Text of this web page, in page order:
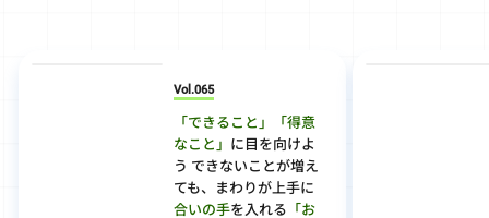
Vol.065
「できること」「得意
なこと」 に目を向けよ
う できないことが増え
ても、まわりが上手に
合いの手を入れる 「お